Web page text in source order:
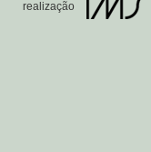
realização